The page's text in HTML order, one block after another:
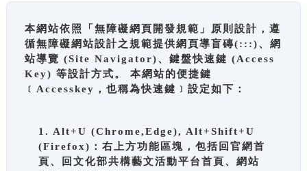
本網站依照「無障礙網頁開發規範」原則設計，遵
循無障礙網站設計之規範提供網頁導盲磚(:::)、網
站導覽 (Site Navigator)、鍵盤快速鍵 (Access
Key) 等設計方式。 本網站的便捷鍵
﹝Accesskey，也稱為快速鍵﹞設定如下：
1. Alt+U (Chrome,Edge), Alt+Shift+U
(Firefox)：右上方功能區塊，包括回官網首
頁、回文化部共構藝文活動平台首頁、網站